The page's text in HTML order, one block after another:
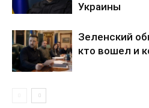
Украины
Зеленский
кто вошел и